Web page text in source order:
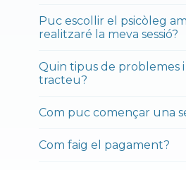
Puc escollir el psicòleg
realitzaré la meva sessió?
Quin tipus de problemes
tracteu?
Com puc començar una
Com faig el pagament?